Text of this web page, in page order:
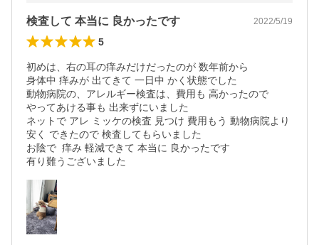
検査して 本当に 良かったです 2022/5/19
5
初めは、右の耳の痒みだけだったのが 数年前から
身体中 痒みが 出てきて 一日中 かく状態でした
動物病院の、アレルギー検査は、費用も 高かったので
やってあける事も 出来ずにいました
ネットで アレ ミッケの検査 見つけ 費用もう 動物病院より
安く できたので 検査してもらいました
お陰で  痒み 軽減できて 本当に 良かったです
有り難うございました